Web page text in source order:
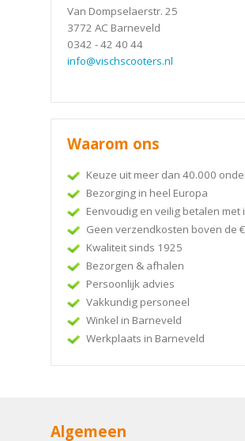
Van Dompselaerstr. 25
3772 AC Barneveld
0342 - 42 40 44
info@vischscooters.nl
Waarom ons
Keuze uit meer dan 40.000
Bezorging in heel Europa
Eenvoudig en veilig betalen met
Geen verzendkosten boven de
Kwaliteit sinds 1925
Bezorgen & afhalen
Persoonlijk advies
Vakkundig personeel
Winkel in Barneveld
Werkplaats in Barneveld
Algemeen